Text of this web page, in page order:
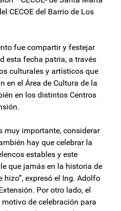
CECOE del Barrio de Los
fue compartir y festejar
esta fecha patria, a través
culturales y artísticos que
en el Área de Cultura de la
en los distintos Centros
muy importante, considerar
hay que celebrar la
estables y este
que jamás en la historia de
hizo”, expresó el Ing. Adolfo
Por otro lado, el
de celebración para